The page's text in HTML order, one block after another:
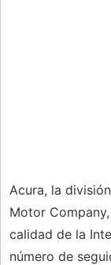
Acura, la
Motor
calidad de la
número de